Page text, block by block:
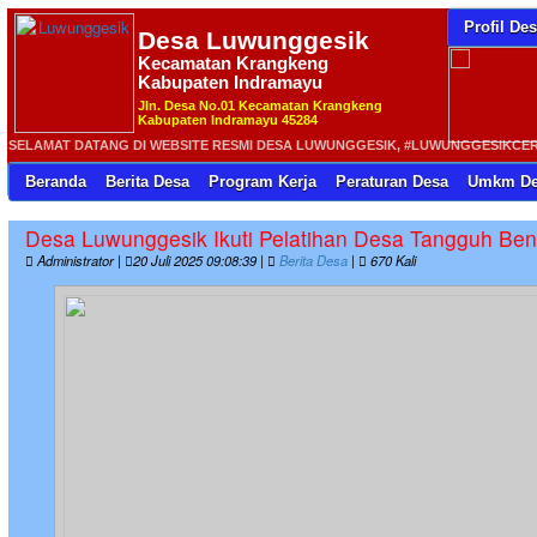
Profil
Desa Luwunggesik
Kecamatan Krangkeng
Kabupaten Indramayu
Jln. Desa No.01 Kecamatan Krangkeng
Kabupaten Indramayu 45284
SELAMAT DATANG DI WEBSITE RESMI DESA LUWUNGGESIK,
Beranda Berita Desa Program Kerja Peraturan Desa Umkm
Desa Luwunggesik Ikuti Pelatihan Desa Tangguh
Administrator | 20 Juli 2025 09:08:39 | Berita Desa | 670 Kali